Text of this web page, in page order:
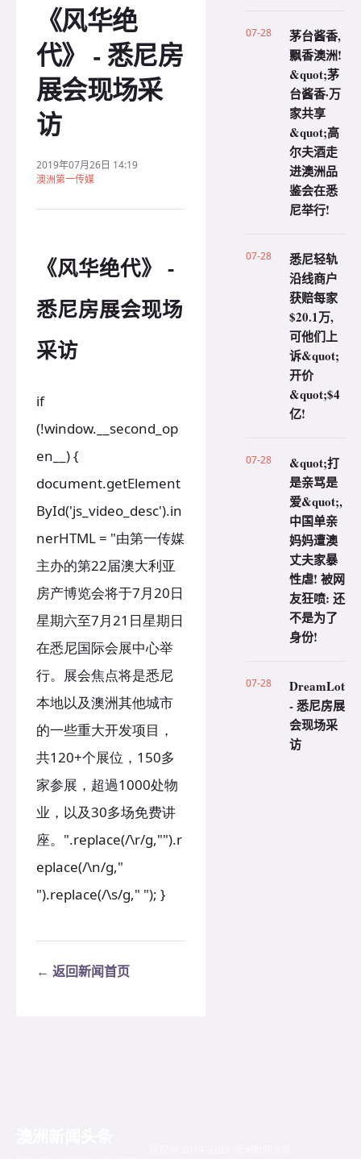
《风华绝
代》 - 悉尼房
展会现场采
访
2019年07月26日 14:19
澳洲第一传媒
《风华绝代》 -
悉尼房展会现场
采访
if
(!window.__second_op
en__) {
document.getElement
ById('js_video_desc').in
nerHTML = "由第一传媒
主办的第22届澳大利亚
房产博览会将于7月20日
星期六至7月21日星期日
在悉尼国际会展中心举
行。展会焦点将是悉尼
本地以及澳洲其他城市
的一些重大开发项目，
共120+个展位，150多
家参展，超過1000处物
业，以及30多场免费讲
座。".replace(/\r/g,"").r
eplace(/\n/g,"
").replace(/\s/g," "); }
← 返回新闻首页
07-28
茅台酱香,
飘香澳洲!
&quot;茅
台酱香·万
家共享
&quot;高
尔夫酒走
进澳洲品
鉴会在悉
尼举行!
07-28
悉尼轻轨
沿线商户
获赔每家
$20.1万,
可他们上
诉&quot;
开价
&quot;$4
亿!
07-28
&quot;打
是亲骂是
爱&quot;,
中国单亲
妈妈遭澳
丈夫家暴
性虐! 被网
友狂喷: 还
不是为了
身份!
07-28
DreamLot
- 悉尼房展
会现场采
访